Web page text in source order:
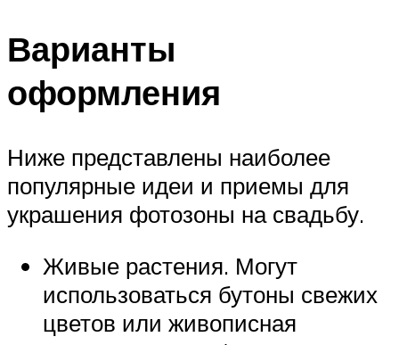
Варианты
оформления
Ниже представлены наиболее
популярные идеи и приемы для
украшения фотозоны на свадьбу.
Живые растения. Могут
использоваться бутоны свежих
цветов или живописная